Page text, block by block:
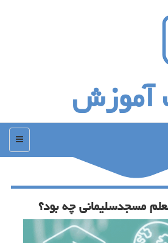
آموزش
منو
مسجدسلیمانی چه بود؟